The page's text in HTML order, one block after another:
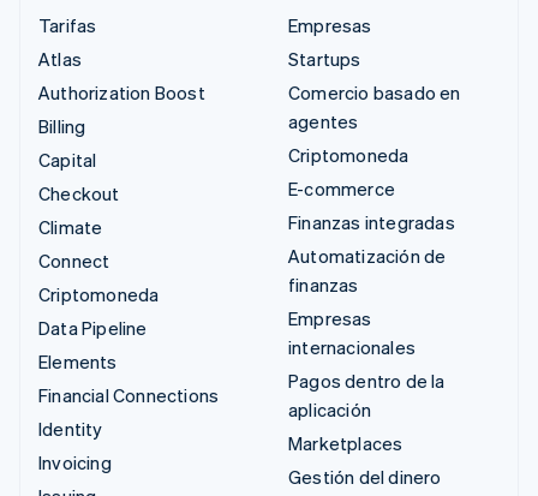
Tarifas
Atlas
Authorization Boost
Billing
Capital
Checkout
Climate
Connect
Criptomoneda
Data Pipeline
Elements
Financial Connections
Identity
Invoicing
Empresas
Startups
Comercio basado en
agentes
Criptomoneda
E-commerce
Finanzas integradas
Automatización de
finanzas
Empresas
internacionales
Pagos dentro de la
aplicación
Marketplaces
Gestión del dinero